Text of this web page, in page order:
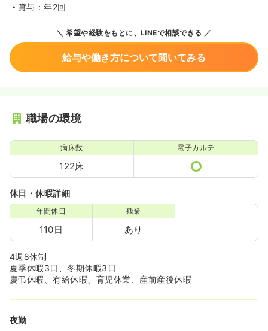
賞与：年2回
希望や経験をもとに、LINEで相談できる
給与や働き方について聞いてみる
職場の環境
病床数
122床
電子カルテ
休日・休暇詳細
年間休日
110日
残業
あり
4週8休制
夏季休暇3日、冬期休暇3日
慶弔休暇、有給休暇、育児休業、産前産後休暇
夜勤